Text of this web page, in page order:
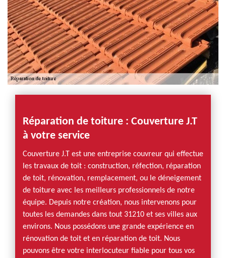
Réparation de toiture : Couverture J.T
à votre service
Couverture J.T est une entreprise couvreur qui effectue
les travaux de toit : construction, réfection, réparation
de toit, rénovation, remplacement, ou le déneigement
de toiture avec les meilleurs professionnels de notre
équipe. Depuis notre création, nous intervenons pour
toutes les demandes dans tout 31210 et ses villes aux
environs. Nous possédons une grande expérience en
rénovation de toit et en réparation de toit. Nous
pouvons être votre interlocuteur fiable pour tous vos